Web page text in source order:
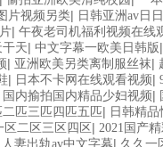
片视频另类| 日韩亚洲av日
| 午夜老司机福利视频在线
天| 中文字幕一欧美日韩版
| 亚洲欧美另类离制服丝袜|
| 日本不卡网在线观看视频|
国内揄拍国内精品少妇视频|
匹三匹四匹五匹| 日韩精
区二区三区四区 | 2021国产
人妻出轨av中文字幕| 久久一